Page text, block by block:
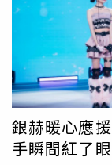
男友表示，「我
向成長，而不是
啦！」逗得全場
老婆掌鏡拍攝，
他都會大力推薦
否都處於無工作
帶泰國浴團啦！
會推廣觀光了。」
銀赫暖心應
手瞬間紅了